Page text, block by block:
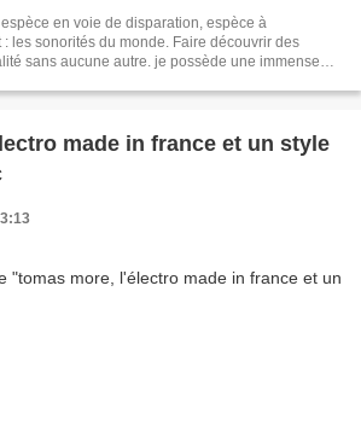
en voie de disparation, espèce à
les sonorités du monde. Faire découvrir des
sans aucune autre. je possède une immense
je compose aussi des poésies, avis aux amateurs
made in france et un style